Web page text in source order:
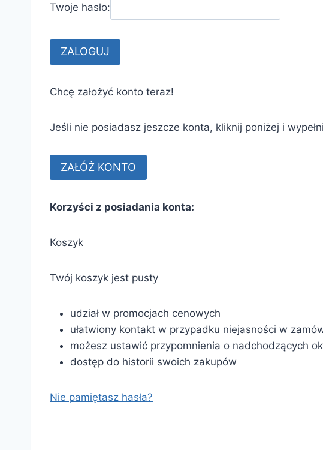
Twoje hasło:
Chcę założyć konto teraz!
Jeśli nie posiadasz jeszcze konta, kliknij poniżej i
Korzyści z posiadania konta:
Koszyk
Twój koszyk jest pusty
udział w promocjach cenowych
ułatwiony kontakt w przypadku niejasności w
możesz ustawić przypomnienia o nadchodzących
dostęp do historii swoich zakupów
Nie pamiętasz hasła?